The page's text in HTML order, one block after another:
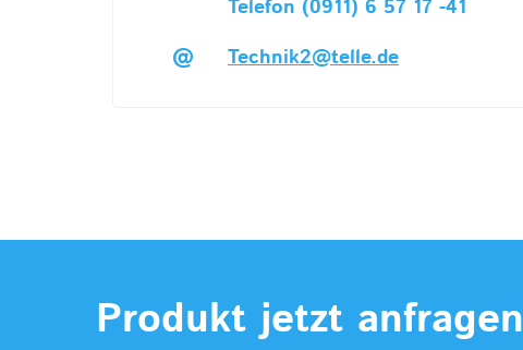
Telefon (0911) 6 57 17 -41
Technik2@telle.de
Produkt jetzt anfragen